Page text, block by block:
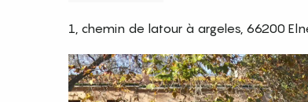
1, chemin de latour à argeles, 66200